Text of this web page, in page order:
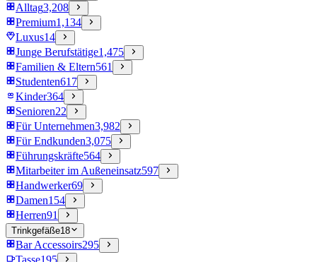
Alltag3,208
Premium1,134
Luxus14
Junge Berufstätige1,475
Familien & Eltern561
Studenten617
Kinder364
Senioren22
Für Unternehmen3,982
Für Endkunden3,075
Führungskräfte564
Mitarbeiter im Außeneinsatz597
Handwerker69
Damen154
Herren91
Trinkgefäße18
Bar Accessoirs295
Tasse195